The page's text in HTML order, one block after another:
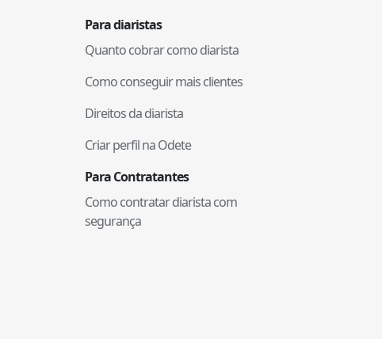
Para diaristas
Quanto cobrar como diarista
Como conseguir mais clientes
Direitos da diarista
Criar perfil na Odete
Para Contratantes
Como contratar diarista com
segurança